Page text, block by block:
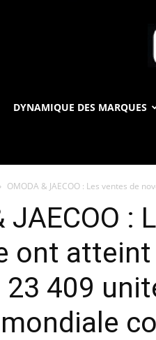
DYNAMIQUE DES MARQUES
OMODA & JAECOO : Les ventes de
JAECOO :
ont atteint
23 409